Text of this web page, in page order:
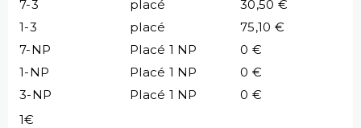
7-3 placé
30,50 €
1-3
placé
75,10 €
7-NP
Placé 1 NP
0 €
1-NP
Placé 1 NP
0 €
3-NP
Placé 1 NP
0 €
1€